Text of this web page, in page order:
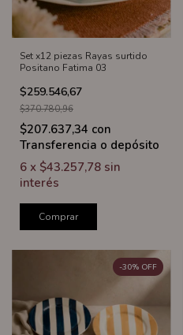
Set x12 piezas Rayas surtido
Positano Fatima 03
$259.546,67
$370.780,96
$207.637,34 con
Transferencia o depósito
6 x $43.257,78 sin
interés
Comprar
-30% OFF